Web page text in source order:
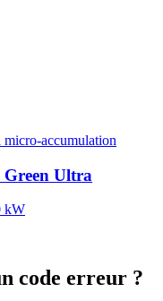
accumulation
Ultra
kW
code erreur ?